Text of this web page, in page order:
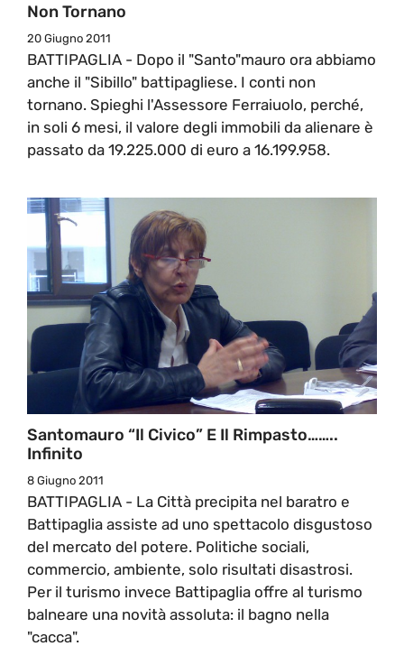
Non Tornano
20 Giugno 2011
BATTIPAGLIA - Dopo il "Santo"mauro ora abbiamo
anche il "Sibillo" battipagliese. I conti non
tornano. Spieghi l'Assessore Ferraiuolo, perché,
in soli 6 mesi, il valore degli immobili da alienare è
passato da 19.225.000 di euro a 16.199.958.
Santomauro “il Civico” E Il Rimpasto……..
Infinito
8 Giugno 2011
BATTIPAGLIA - La Città precipita nel baratro e
Battipaglia assiste ad uno spettacolo disgustoso
del mercato del potere. Politiche sociali,
commercio, ambiente, solo risultati disastrosi.
Per il turismo invece Battipaglia offre al turismo
balneare una novità assoluta: il bagno nella
"cacca".